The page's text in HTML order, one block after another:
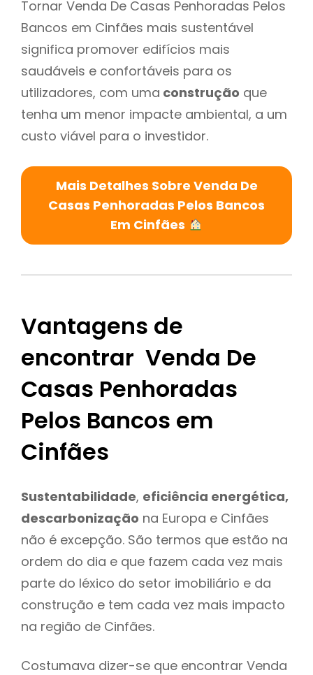
Tornar Venda De Casas Penhoradas Pelos
Bancos em Cinfães mais sustentável
significa promover edifícios mais
saudáveis e confortáveis para os
utilizadores, com uma construção que
tenha um menor impacte ambiental, a um
custo viável para o investidor.
Mais Detalhes Sobre Venda De
Casas Penhoradas Pelos Bancos
Em Cinfães
Vantagens de
encontrar Venda De
Casas Penhoradas
Pelos Bancos em
Cinfães
Sustentabilidade, eficiência energética,
descarbonização na Europa e Cinfães
não é excepção. São termos que estão na
ordem do dia e que fazem cada vez mais
parte do léxico do setor imobiliário e da
construção e tem cada vez mais impacto
na região de Cinfães.
Costumava dizer-se que encontrar Venda